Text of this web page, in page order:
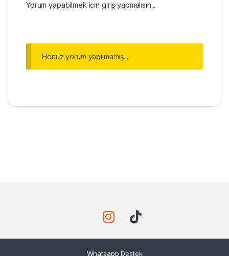
Yorum yapabilmek icin giriş yapmalısın...
Henüz yorum yapılmamış...
Whatsapp Destek